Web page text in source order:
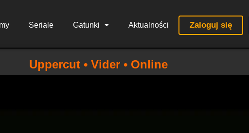
Seriale Gatunki Aktualności Zaloguj się
Uppercut • Vider • Online